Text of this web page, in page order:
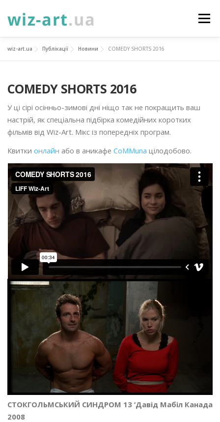
до
Меню
НОВИНИ ПРО НАС
ФОТОГАЛЕРЕЯ ПІДТРИМАТИ
УКР ENG ПРОЄКТИ
wiz-art.ua Публікації Новини COMEDY SHORTS 2016
COMEDY SHORTS 2016
У ці сірі осінньо-зимові дні ніщо так не покращить ваш
настрій, як спеціальна підбірка комедійних коротких
фільмів від Wiz-Art. Мікс із попередніх програм.
Квитки онлайн або в аникафе CoMMuna цілодобово.
СТОКГОЛЬМCЬКИЙ СИНДРОМ 13 ‘Давід Мабіл Канада
2008